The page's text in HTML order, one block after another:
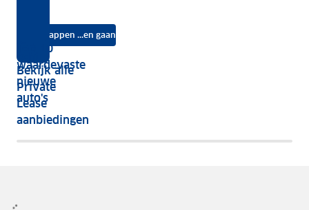
Instappen ...en gaan
Bekijk alle
Private
Lease
aanbiedingen
écht
vijf
jaar
nog
het
meeste
Top 10
waardevaste
nieuwe
auto's